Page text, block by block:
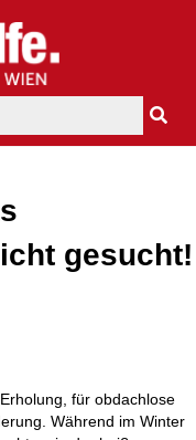
gesucht!
für obdachlose
Während im Winter